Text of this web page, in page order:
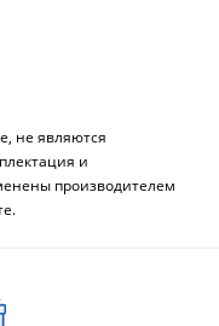
не являются
и
производителем